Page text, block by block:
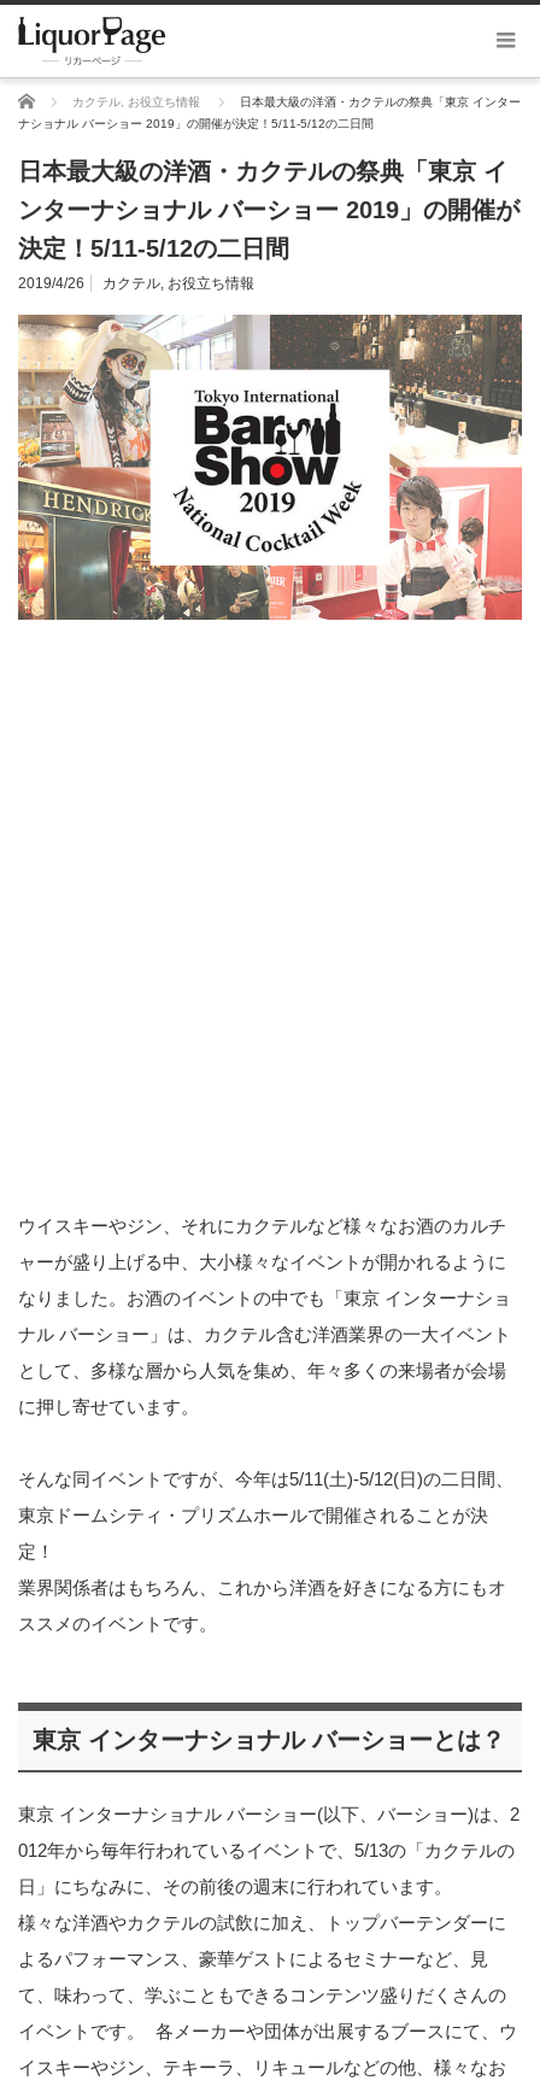
ホーム カクテル お役立ち情報
日本最大級の洋酒・カクテルの祭典「東京 インター
ナショナル バーショー 2019」の開催が決定！5/11-5/12の二日間
日本最大級の洋酒・カクテルの祭典「東京 イ
ンターナショナル バーショー 2019」の開催が
決定！5/11-5/12の二日間
2019/4/26 カクテル, お役立ち情報
ウイスキーやジン、それにカクテルなど様々なお酒のカルチ
ャーが盛り上げる中、大小様々なイベントが開かれるように
なりました。お酒のイベントの中でも「東京 インターナショ
ナル バーショー」は、カクテル含む洋酒業界の一大イベント
として、多様な層から人気を集め、年々多くの来場者が会場
に押し寄せています。
そんな同イベントですが、今年は5/11(土)-5/12(日)の二日間、
東京ドームシティ・プリズムホールで開催されることが決
定！
業界関係者はもちろん、これから洋酒を好きになる方にもオ
ススメのイベントです。
東京 インターナショナル バーショーとは？
東京 インターナショナル バーショー(以下、バーショー)は、2
012年から毎年行われているイベントで、5/13の「カクテルの
日」にちなみに、その前後の週末に行われています。
様々な洋酒やカクテルの試飲に加え、トップバーテンダーに
よるパフォーマンス、豪華ゲストによるセミナーなど、見
て、味わって、学ぶこともできるコンテンツ盛りだくさんの
イベントです。 各メーカーや団体が出展するブースにて、ウ
イスキーやジン、テキーラ、リキュールなどの他、様々なお